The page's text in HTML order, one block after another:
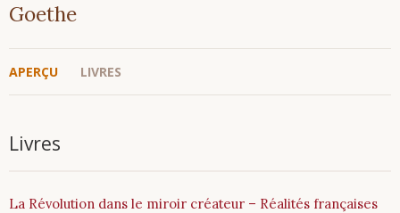
Goethe
APERÇU LIVRES
Livres
La Révolution dans le miroir créateur – Réalités françaises